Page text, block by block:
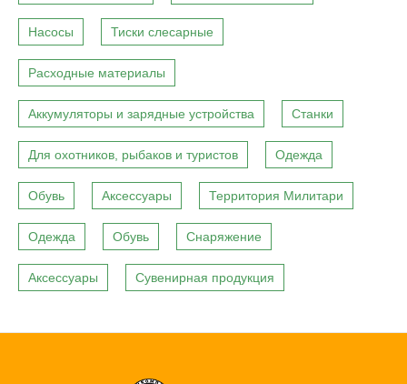
Насосы Тиски слесарные
Расходные материалы
Аккумуляторы и зарядные устройства Станки
Для охотников, рыбаков и туристов Одежда
Обувь Аксессуары Территория Милитари
Одежда Обувь Снаряжение
Аксессуары Сувенирная продукция